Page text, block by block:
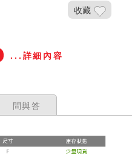
收藏
...詳細內容
問與答